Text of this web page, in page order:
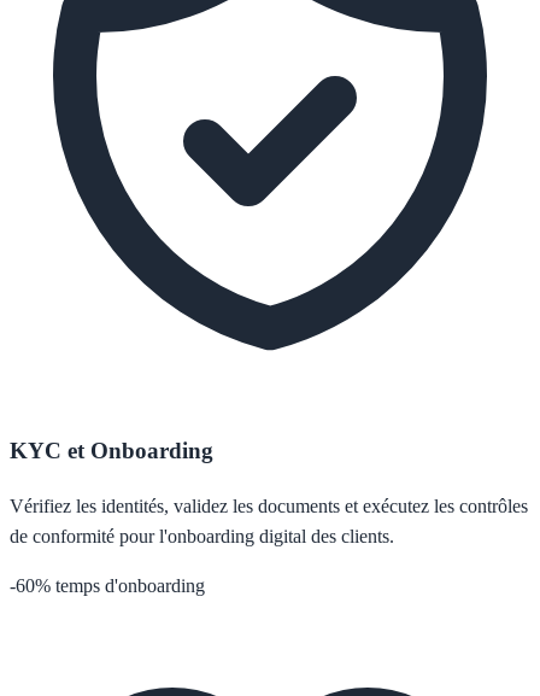
KYC et Onboarding
Vérifiez les identités, validez les documents et exécutez les contrôles
de conformité pour l'onboarding digital des clients.
-60% temps d'onboarding